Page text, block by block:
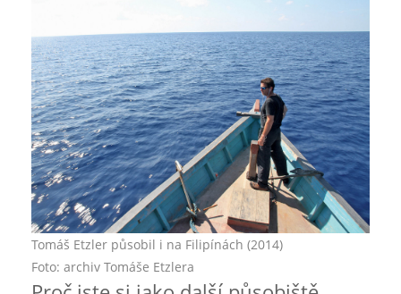
Tomáš Etzler působil i na Filipínách (2014)
Foto: archiv Tomáše Etzlera